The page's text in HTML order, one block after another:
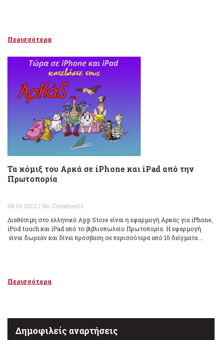
Περισσότερα
Τα κόμιξ του Αρκά σε iPhone και iPad από την
Πρωτοπορία
08.06.2012 / No Comments
Διαθέσιμη στο ελληνικό App Store είναι η εφαρμογή Αρκάς για iPhone,
iPod touch και iPad από το βιβλιοπωλείο Πρωτοπορία. Η εφαρμογή
είναι δωρεάν και δίνει πρόσβαση σε περισσότερα από 10 δείγματα ...
Περισσότερα
Δημοφιλείς αναρτήσεις